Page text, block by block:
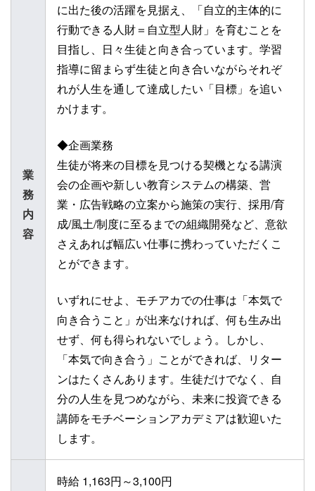
業
務
内
容
に出た後の活躍を見据え、「自立的主体的に
行動できる人財＝自立型人財」を育むことを
目指し、日々生徒と向き合っています。学習
指導に留まらず生徒と向き合いながらそれぞ
れが人生を通して達成したい「目標」を追い
かけます。
◆企画業務
生徒が将来の目標を見つける契機となる講演
会の企画や新しい教育システムの構築、営
業・広告戦略の立案から施策の実行、採用/育
成/風土/制度に至るまでの組織開発など、意欲
さえあれば幅広い仕事に携わっていただくこ
とができます。
いずれにせよ、モチアカでの仕事は「本気で
向き合うこと」が出来なければ、何も生み出
せず、何も得られないでしょう。しかし、
「本気で向き合う」ことができれば、リター
ンはたくさんあります。生徒だけでなく、自
分の人生を見つめながら、未来に投資できる
講師をモチベーションアカデミアは歓迎いた
します。
時給 1,163円～3,100円